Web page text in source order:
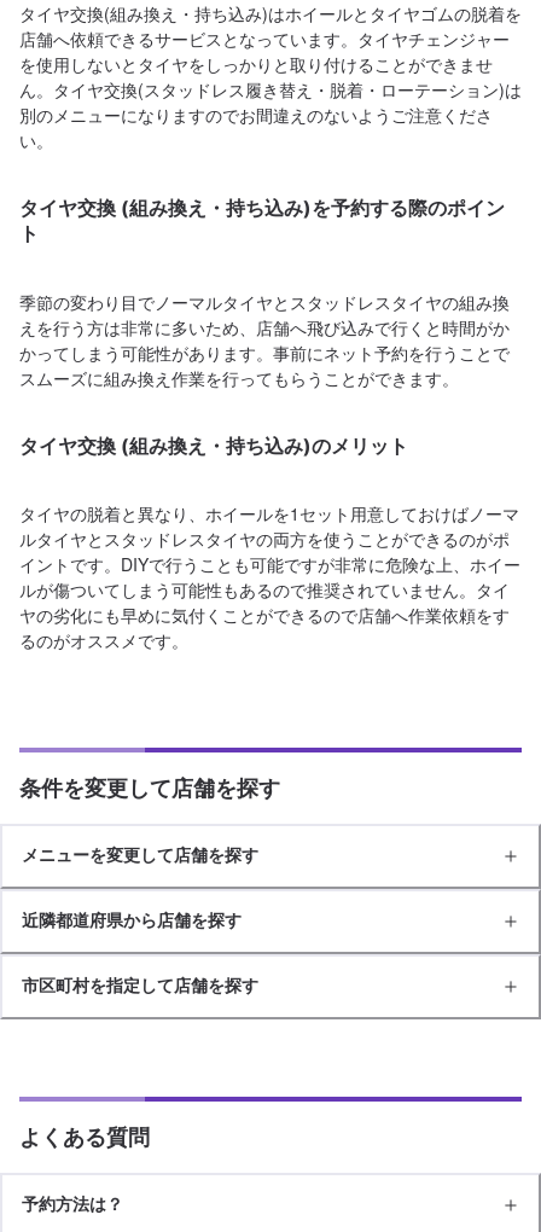
タイヤ交換(組み換え・持ち込み)はホイールとタイヤゴムの脱着を
店舗へ依頼できるサービスとなっています。タイヤチェンジャー
を使用しないとタイヤをしっかりと取り付けることができませ
ん。タイヤ交換(スタッドレス履き替え・脱着・ローテーション)は
別のメニューになりますのでお間違えのないようご注意くださ
い。
タイヤ交換 (組み換え・持ち込み)を予約する際のポイン
ト
季節の変わり目でノーマルタイヤとスタッドレスタイヤの組み換
えを行う方は非常に多いため、店舗へ飛び込みで行くと時間がか
かってしまう可能性があります。事前にネット予約を行うことで
スムーズに組み換え作業を行ってもらうことができます。
タイヤ交換 (組み換え・持ち込み)のメリット
タイヤの脱着と異なり、ホイールを1セット用意しておけばノーマ
ルタイヤとスタッドレスタイヤの両方を使うことができるのがポ
イントです。DIYで行うことも可能ですが非常に危険な上、ホイー
ルが傷ついてしまう可能性もあるので推奨されていません。タイ
ヤの劣化にも早めに気付くことができるので店舗へ作業依頼をす
るのがオススメです。
条件を変更して店舗を探す
メニューを変更して店舗を探す
近隣都道府県から店舗を探す
市区町村を指定して店舗を探す
よくある質問
予約方法は？